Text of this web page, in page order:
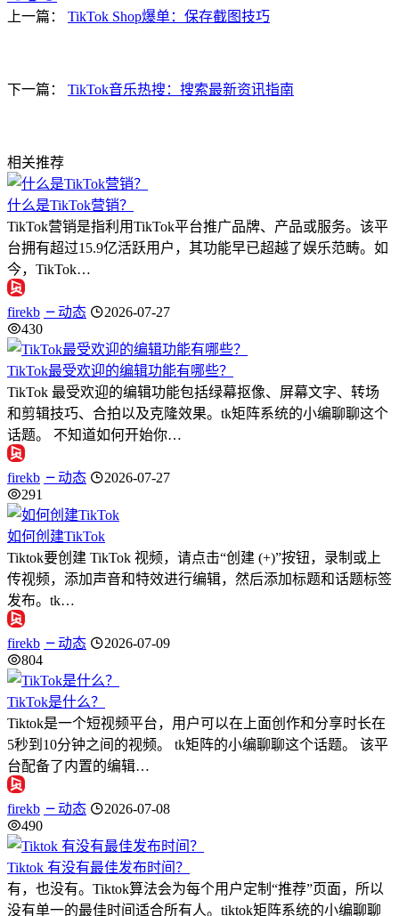
上一篇： TikTok Shop爆单：保存截图技巧
下一篇： TikTok音乐热搜：搜索最新资讯指南
相关推荐
什么是TikTok营销？
TikTok营销是指利用TikTok平台推广品牌、产品或服务。该平
台拥有超过15.9亿活跃用户，其功能早已超越了娱乐范畴。如
今，TikTok…
firekb 动态
2026-07-27
430
TikTok最受欢迎的编辑功能有哪些？
TikTok 最受欢迎的编辑功能包括绿幕抠像、屏幕文字、转场
和剪辑技巧、合拍以及克隆效果。tk矩阵系统的小编聊聊这个
话题。 不知道如何开始你…
firekb 动态
2026-07-27
291
如何创建TikTok
Tiktok要创建 TikTok 视频，请点击“创建 (+)”按钮，录制或上
传视频，添加声音和特效进行编辑，然后添加标题和话题标签
发布。tk…
firekb 动态
2026-07-09
804
TikTok是什么？
Tiktok是一个短视频平台，用户可以在上面创作和分享时长在
5秒到10分钟之间的视频。 tk矩阵的小编聊聊这个话题。 该平
台配备了内置的编辑…
firekb 动态
2026-07-08
490
Tiktok 有没有最佳发布时间？
有，也没有。Tiktok算法会为每个用户定制“推荐”页面，所以
没有单一的最佳时间适合所有人。tiktok矩阵系统的小编聊聊